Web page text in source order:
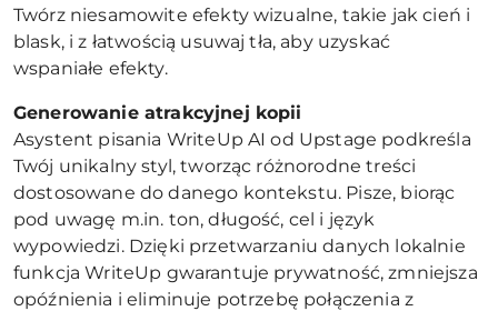
Twórz niesamowite efekty wizualne, takie jak cień i
blask, i z łatwością usuwaj tła, aby uzyskać
wspaniałe efekty.
Generowanie atrakcyjnej kopii
Asystent pisania WriteUp AI od Upstage podkreśla
Twój unikalny styl, tworząc różnorodne treści
dostosowane do danego kontekstu. Pisze, biorąc
pod uwagę m.in. ton, długość, cel i język
wypowiedzi. Dzięki przetwarzaniu danych lokalnie
funkcja WriteUp gwarantuje prywatność, zmniejsza
opóźnienia i eliminuje potrzebę połączenia z